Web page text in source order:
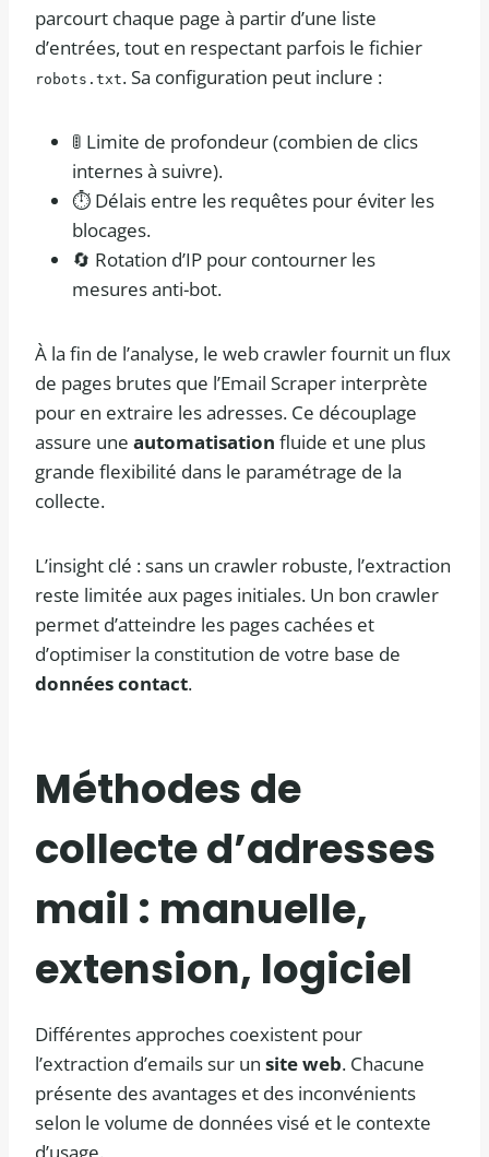
parcourt chaque page à partir d’une liste
d’entrées, tout en respectant parfois le fichier
robots.txt. Sa configuration peut inclure :
🚦 Limite de profondeur (combien de clics
internes à suivre).
⏱️ Délais entre les requêtes pour éviter les
blocages.
🔄 Rotation d’IP pour contourner les
mesures anti-bot.
À la fin de l’analyse, le web crawler fournit un flux
de pages brutes que l’Email Scraper interprète
pour en extraire les adresses. Ce découplage
assure une automatisation fluide et une plus
grande flexibilité dans le paramétrage de la
collecte.
L’insight clé : sans un crawler robuste, l’extraction
reste limitée aux pages initiales. Un bon crawler
permet d’atteindre les pages cachées et
d’optimiser la constitution de votre base de
données contact.
Méthodes de
collecte d’adresses
mail : manuelle,
extension, logiciel
Différentes approches coexistent pour
l’extraction d’emails sur un site web. Chacune
présente des avantages et des inconvénients
selon le volume de données visé et le contexte